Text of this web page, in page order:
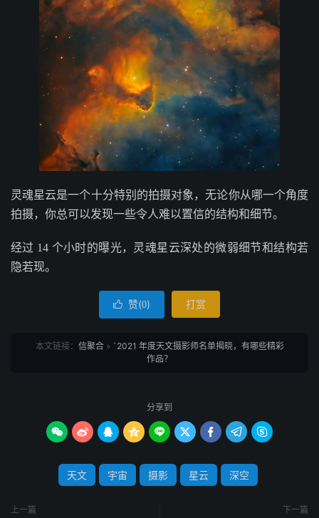
灵魂星云是一个十分特别的拍摄对象，无论你从哪一个角度
拍摄，你总可以发现一些令人难以置信的结构和细节。
经过 14 个小时的曝光，灵魂星云深处的微弱细节和结构若
隐若现。
 赞(0) 打赏
本文链接： 信聚合» `2021 年度天文摄影师名单揭晓，有哪些精彩
作品？
分享到
        
天文 宇宙 摄影 星云 深空
上一篇 下一篇